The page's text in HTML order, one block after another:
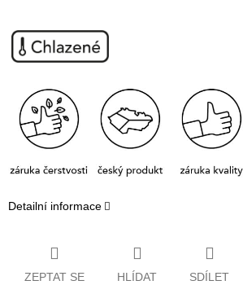
Detailní informace
ZEPTAT SE HLÍDAT SDÍLET